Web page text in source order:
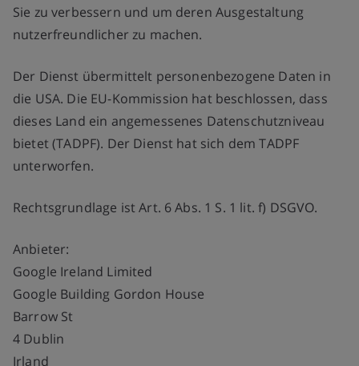
Sie zu verbessern und um deren Ausgestaltung
nutzerfreundlicher zu machen.
Der Dienst übermittelt personenbezogene Daten in
die USA. Die EU-Kommission hat beschlossen, dass
dieses Land ein angemessenes Datenschutzniveau
bietet (TADPF). Der Dienst hat sich dem TADPF
unterworfen.
Rechtsgrundlage ist Art. 6 Abs. 1 S. 1 lit. f) DSGVO.
Anbieter:
Google Ireland Limited
Google Building Gordon House
Barrow St
4 Dublin
Irland